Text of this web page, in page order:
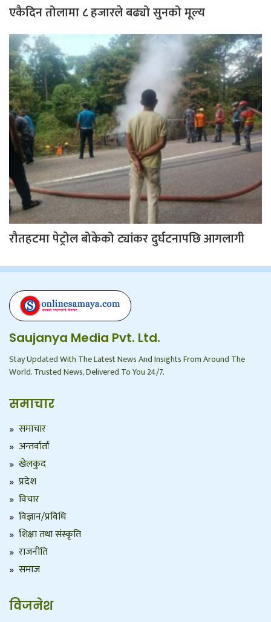
एकैदिन तोलामा ८ हजारले बढ्यो सुनको मूल्य
रौतहटमा पेट्रोल बोकेको ट्यांकर दुर्घटनापछि आगलागी
Saujanya Media Pvt. Ltd.
Stay Updated With The Latest News And Insights From Around The
World. Trusted News, Delivered To You 24/7.
समाचार
समाचार
अन्तर्वार्ता
खेलकुद
प्रदेश
विचार
विज्ञान/प्रविधि
शिक्षा तथा संस्कृति
राजनीति
समाज
विजनेश